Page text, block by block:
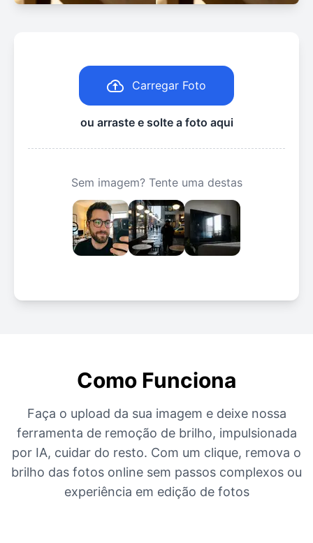
Carregar Foto
ou arraste e solte a foto aqui
Sem imagem? Tente uma destas
Como Funciona
Faça o upload da sua imagem e deixe nossa
ferramenta de remoção de brilho, impulsionada
por IA, cuidar do resto. Com um clique, remova o
brilho das fotos online sem passos complexos ou
experiência em edição de fotos